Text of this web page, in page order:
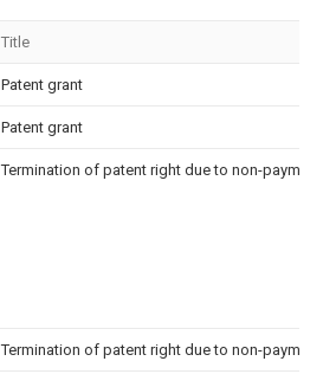
Title
Patent grant
Patent grant
Termination of patent right due to non-
Termination of patent right due to non-